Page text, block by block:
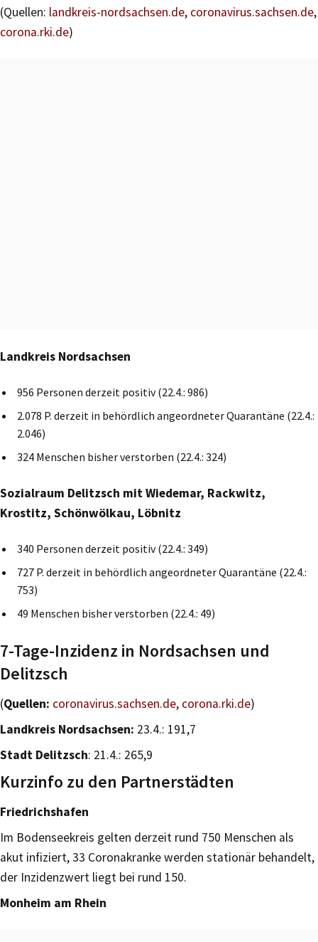
(Quellen: landkreis-nordsachsen.de, coronavirus.sachsen.de,
corona.rki.de)
Landkreis Nordsachsen
956 Personen derzeit positiv (22.4.: 986)
2.078 P. derzeit in behördlich angeordneter Quarantäne (22.4.:
2.046)
324 Menschen bisher verstorben (22.4.: 324)
Sozialraum Delitzsch mit Wiedemar, Rackwitz,
Krostitz, Schönwölkau, Löbnitz
340 Personen derzeit positiv (22.4.: 349)
727 P. derzeit in behördlich angeordneter Quarantäne (22.4.:
753)
49 Menschen bisher verstorben (22.4.: 49)
7-Tage-Inzidenz in Nordsachsen und
Delitzsch
(Quellen: coronavirus.sachsen.de, corona.rki.de)
Landkreis Nordsachsen: 23.4.: 191,7
Stadt Delitzsch: 21.4.: 265,9
Kurzinfo zu den Partnerstädten
Friedrichshafen
Im Bodenseekreis gelten derzeit rund 750 Menschen als
akut infiziert, 33 Coronakranke werden stationär behandelt,
der Inzidenzwert liegt bei rund 150.
Monheim am Rhein